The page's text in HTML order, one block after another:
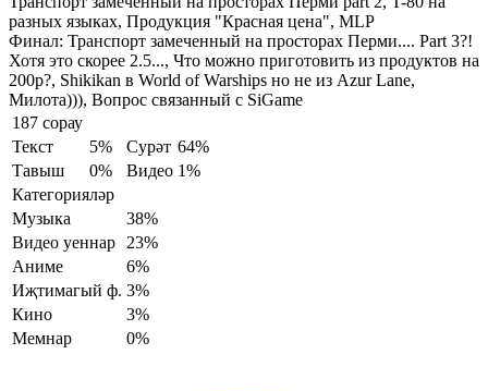
разных языках, Продукция "Красная цена", MLP
Финал: Транспорт замеченный на просторах Перми.... Part 3?!
Хотя это скорее 2.5..., Что можно приготовить из продуктов на
200р?, Shikikan в World of Warships но не из Azur Lane,
Милота))), Вопрос связанный с SiGame
187 сорау
Текст
5% Сурәт 64%
Тавыш
0% Видео 1%
Категорияләр
Музыка
38%
Видео уеннар
23%
Аниме
6%
Иҗтимагый ф. 3%
Кино
3%
Мемнар
0%